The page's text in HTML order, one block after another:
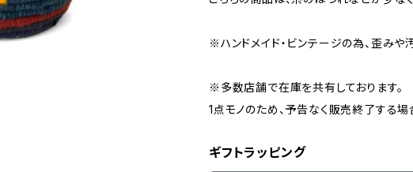
※ハンドメイド・ビンテージの為、歪みや
※多数店舗で在庫を共有しております。
1点モノのため、予告なく販売終了する場
ギフトラッピング